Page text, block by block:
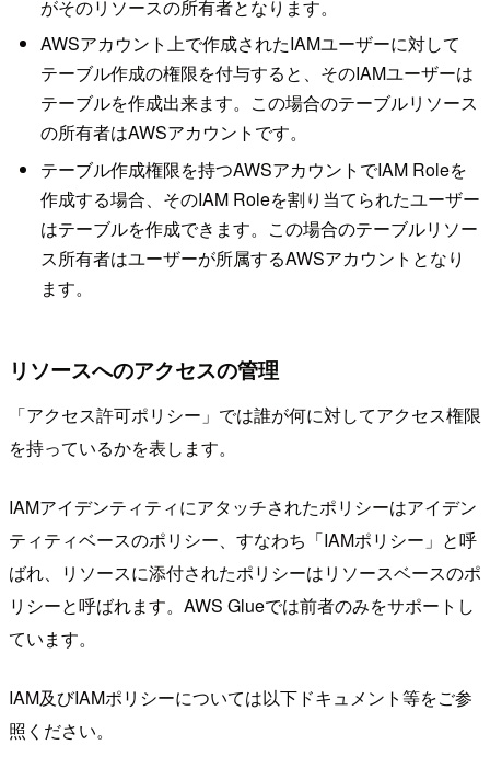
がそのリソースの所有者となります。
AWSアカウント上で作成されたIAMユーザーに対して
テーブル作成の権限を付与すると、そのIAMユーザーは
テーブルを作成出来ます。この場合のテーブルリソース
の所有者はAWSアカウントです。
テーブル作成権限を持つAWSアカウントでIAM Roleを
作成する場合、そのIAM Roleを割り当てられたユーザー
はテーブルを作成できます。この場合のテーブルリソー
ス所有者はユーザーが所属するAWSアカウントとなり
ます。
リソースへのアクセスの管理
「アクセス許可ポリシー」では誰が何に対してアクセス権限
を持っているかを表します。
IAMアイデンティティにアタッチされたポリシーはアイデン
ティティベースのポリシー、すなわち「IAMポリシー」と呼
ばれ、リソースに添付されたポリシーはリソースベースのポ
リシーと呼ばれます。AWS Glueでは前者のみをサポートし
ています。
IAM及びIAMポリシーについては以下ドキュメント等をご参
照ください。